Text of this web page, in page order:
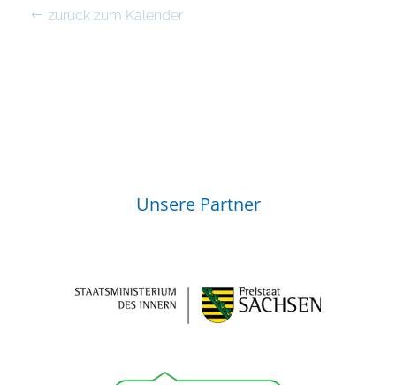
zurück zum Kalender
Unsere Partner